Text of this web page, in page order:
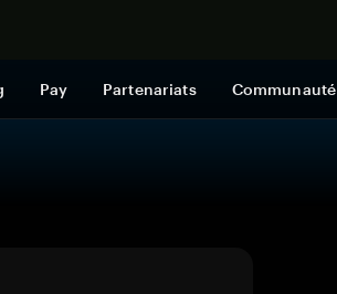
Pay Partenariats Communauté